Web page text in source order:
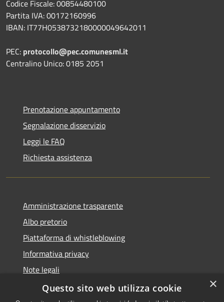
Codice Fiscale: 00854480100
Partita IVA: 00172160996
IBAN: IT77H0538732180000049642011
PEC: protocollo@pec.comunesml.it
Centralino Unico: 0185 2051
Prenotazione appuntamento
Segnalazione disservizio
Leggi le FAQ
Richiesta assistenza
Amministrazione trasparente
Albo pretorio
Piattaforma di whistleblowing
Informativa privacy
Note legali
Dichiarazione di accessibilità
×
Questo sito web utilizza cookie